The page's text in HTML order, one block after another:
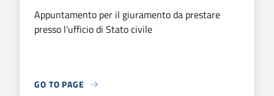
Appuntamento per il giuramento da prestare
presso l'ufficio di Stato civile
GO TO PAGE